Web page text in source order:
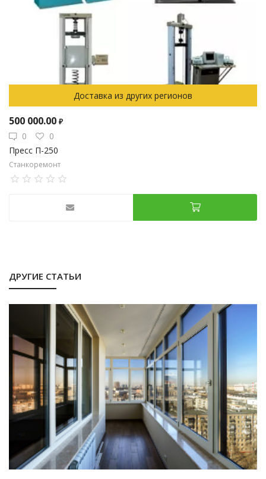
Доставка из других регионов
500 000.00 ₽
0
0
Пресс П-250
Станкоремонт
ДРУГИЕ СТАТЬИ